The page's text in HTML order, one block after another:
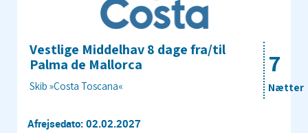
7
Nætter
Vestlige Middelhav 8 dage fra/til
Palma de Mallorca
Skib »Costa Toscana«
Afrejsedato: 02.02.2027